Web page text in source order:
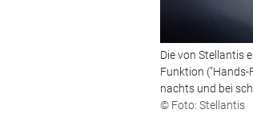
Die von Stellantis
Funktion ("Hands-
nachts und bei
© Foto: Stellantis